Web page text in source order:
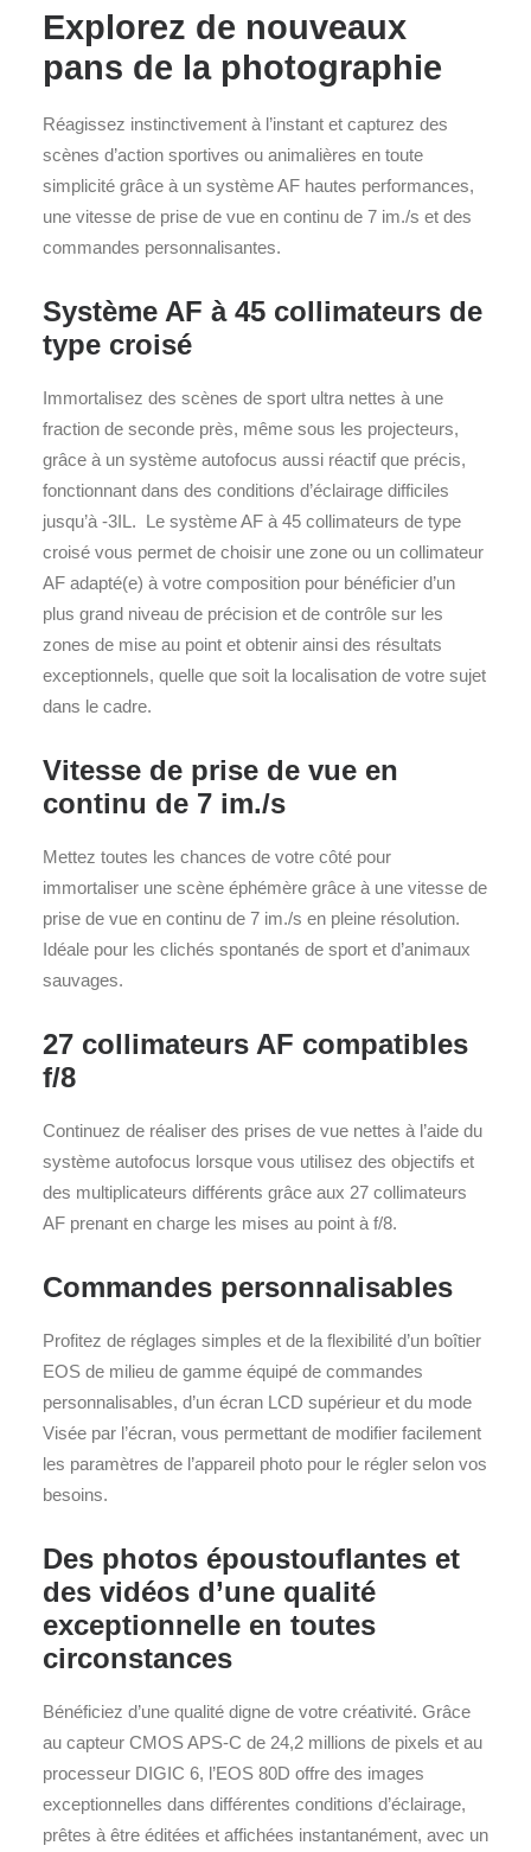
Explorez de nouveaux
pans de la photographie
Réagissez instinctivement à l’instant et capturez des
scènes d’action sportives ou animalières en toute
simplicité grâce à un système AF hautes performances,
une vitesse de prise de vue en continu de 7 im./s et des
commandes personnalisantes.
Système AF à 45 collimateurs de
type croisé
Immortalisez des scènes de sport ultra nettes à une
fraction de seconde près, même sous les projecteurs,
grâce à un système autofocus aussi réactif que précis,
fonctionnant dans des conditions d’éclairage difficiles
jusqu’à -3IL. Le système AF à 45 collimateurs de type
croisé vous permet de choisir une zone ou un collimateur
AF adapté(e) à votre composition pour bénéficier d’un
plus grand niveau de précision et de contrôle sur les
zones de mise au point et obtenir ainsi des résultats
exceptionnels, quelle que soit la localisation de votre sujet
dans le cadre.
Vitesse de prise de vue en
continu de 7 im./s
Mettez toutes les chances de votre côté pour
immortaliser une scène éphémère grâce à une vitesse de
prise de vue en continu de 7 im./s en pleine résolution.
Idéale pour les clichés spontanés de sport et d’animaux
sauvages.
27 collimateurs AF compatibles
f/8
Continuez de réaliser des prises de vue nettes à l’aide du
système autofocus lorsque vous utilisez des objectifs et
des multiplicateurs différents grâce aux 27 collimateurs
AF prenant en charge les mises au point à f/8.
Commandes personnalisables
Profitez de réglages simples et de la flexibilité d’un boîtier
EOS de milieu de gamme équipé de commandes
personnalisables, d’un écran LCD supérieur et du mode
Visée par l’écran, vous permettant de modifier facilement
les paramètres de l’appareil photo pour le régler selon vos
besoins.
Des photos époustouflantes et
des vidéos d’une qualité
exceptionnelle en toutes
circonstances
Bénéficiez d’une qualité digne de votre créativité. Grâce
au capteur CMOS APS-C de 24,2 millions de pixels et au
processeur DIGIC 6, l’EOS 80D offre des images
exceptionnelles dans différentes conditions d’éclairage,
prêtes à être éditées et affichées instantanément, avec un